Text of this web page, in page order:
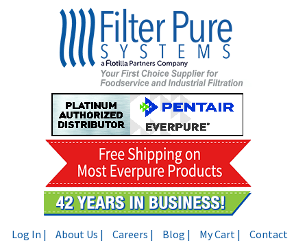
Log In | About Us | Careers | Blog | My Cart | Contact